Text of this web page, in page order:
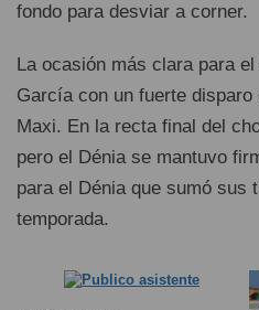
fondo para desviar a corner.
La ocasión más clara para
García con un fuerte disparo
Maxi. En la recta final del
pero el Dénia se mantuvo
para el Dénia que sumó sus
temporada.